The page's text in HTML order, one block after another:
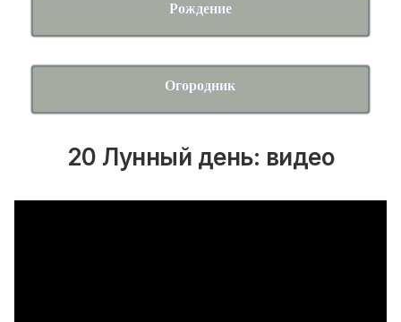
Рождение
Огородник
20 Лунный день: видео